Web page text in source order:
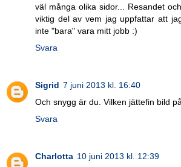
väl många olika sidor... Resandet
viktig del av vem jag uppfattar att
inte "bara" vara mitt jobb :)
Svara
Sigrid 7 juni 2013 kl. 16:40
Och snygg är du. Vilken jättefin bild
Svara
Charlotta 10 juni 2013 kl. 12:39